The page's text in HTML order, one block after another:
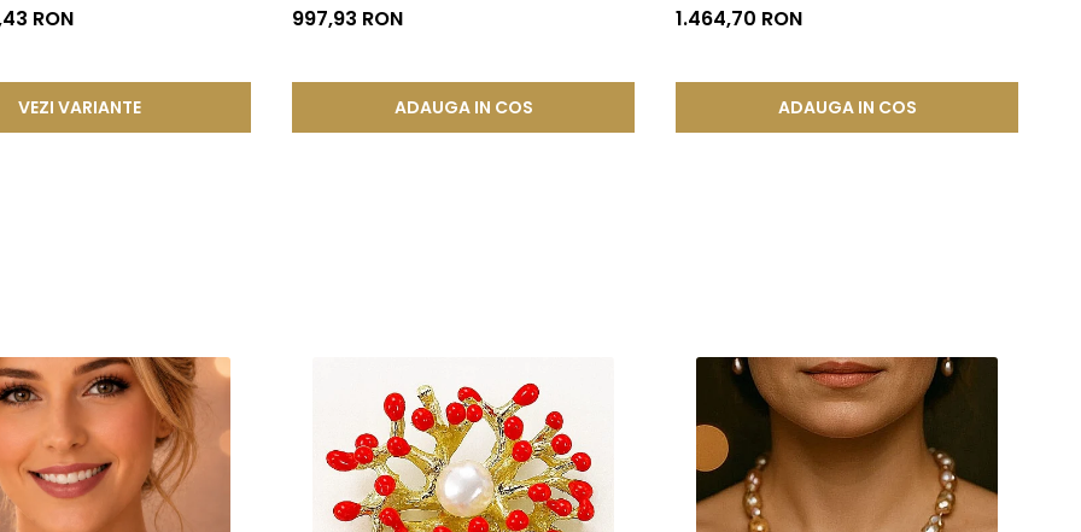
RON
VEZI VARIANTE
997,93 RON
ADAUGA IN COS
1.464,70 RON
ADAUGA IN COS